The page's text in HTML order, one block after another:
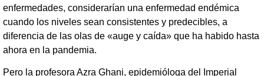
enfermedades, considerarían una enfermedad endémica
cuando los niveles sean consistentes y predecibles, a
diferencia de las olas de «auge y caída» que ha habido hasta
ahora en la pandemia.
Pero la profesora Azra Ghani, epidemióloga del Imperial